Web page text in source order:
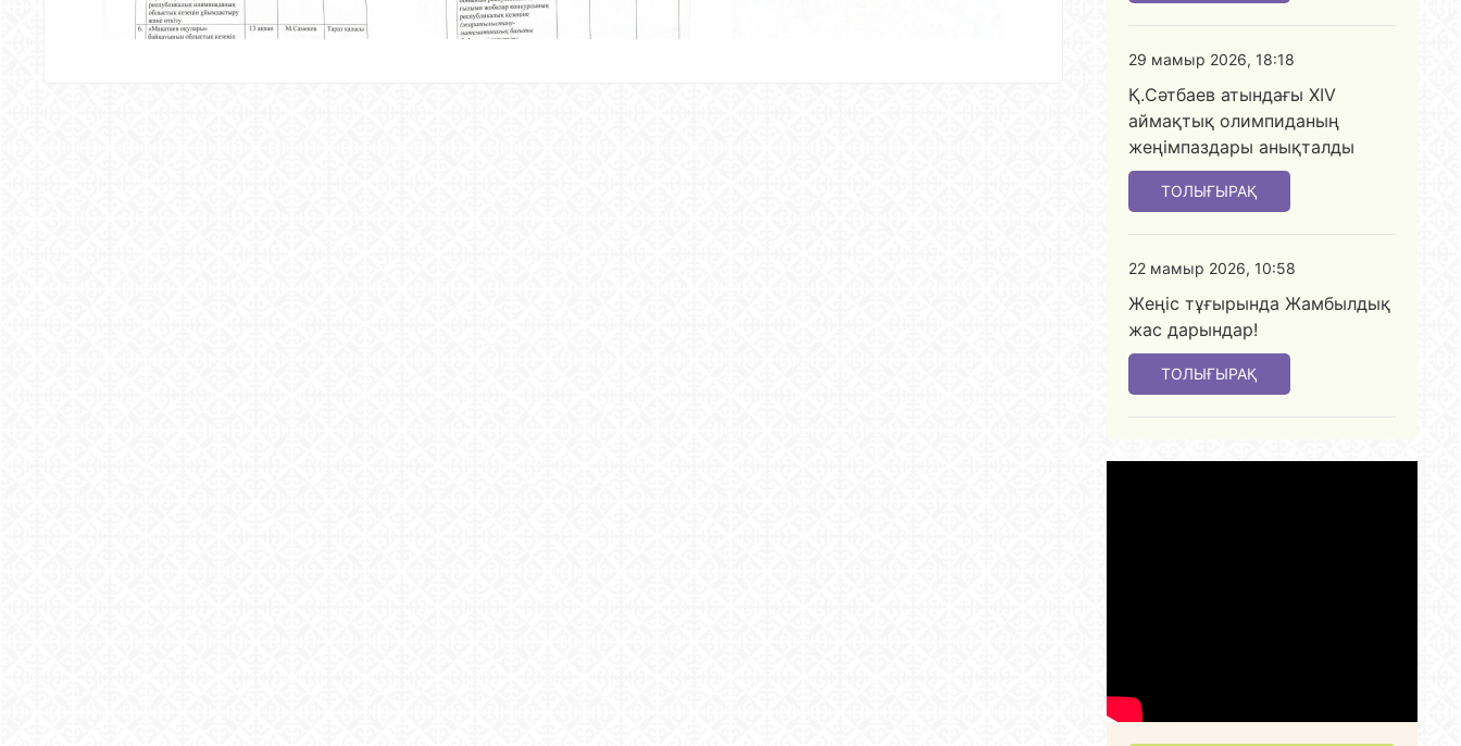
29 мамыр 2026, 18:18
Қ.Сәтбаев атындағы XIV
аймақтық олимпиданың
жеңімпаздары анықталды
ТОЛЫҒЫРАҚ
22 мамыр 2026, 10:58
Жеңіс тұғырында Жамбылдық
жас дарындар!
ТОЛЫҒЫРАҚ